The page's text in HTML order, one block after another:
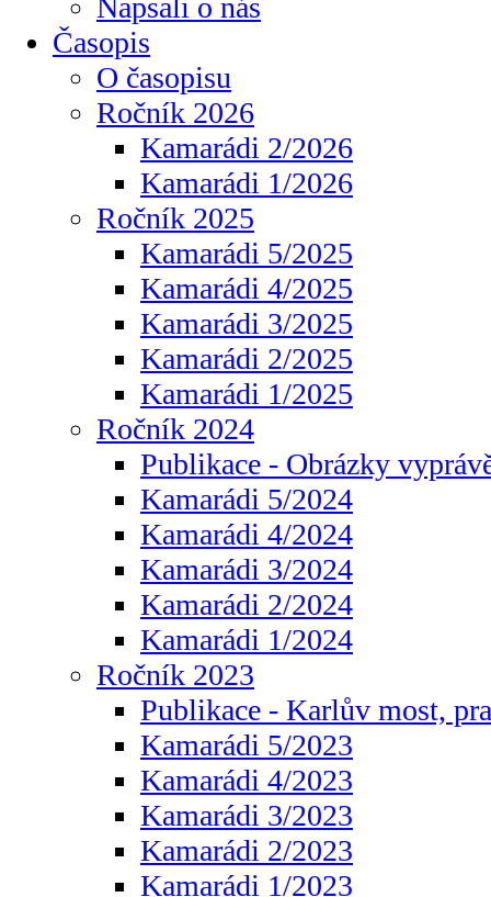
Napsali o nás
Časopis
O časopisu
Ročník 2026
Kamarádi 2/2026
Kamarádi 1/2026
Ročník 2025
Kamarádi 5/2025
Kamarádi 4/2025
Kamarádi 3/2025
Kamarádi 2/2025
Kamarádi 1/2025
Ročník 2024
Publikace - Obrázky
Kamarádi 5/2024
Kamarádi 4/2024
Kamarádi 3/2024
Kamarádi 2/2024
Kamarádi 1/2024
Ročník 2023
Publikace - Karlův most,
Kamarádi 5/2023
Kamarádi 4/2023
Kamarádi 3/2023
Kamarádi 2/2023
Kamarádi 1/2023